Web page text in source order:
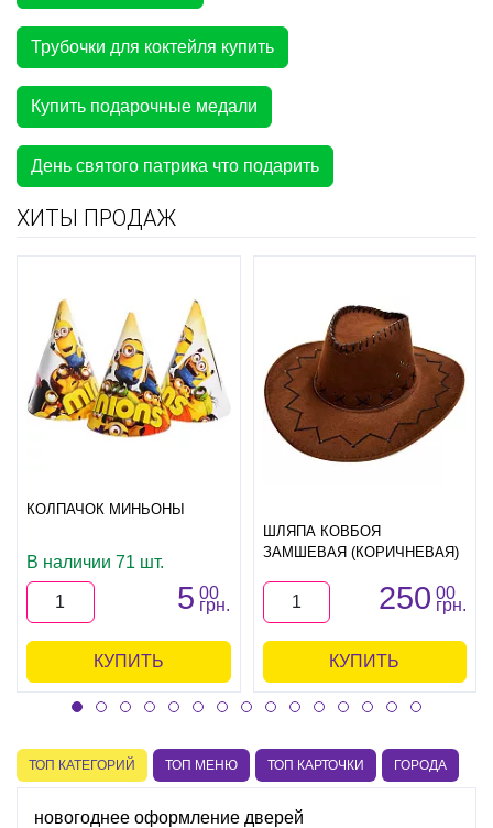
Трубочки для коктейля купить
Купить подарочные медали
День святого патрика что подарить
ХИТЫ ПРОДАЖ
КОЛПАЧОК МИНЬОНЫ
В наличии 71 шт.
5 00
грн.
КУПИТЬ
ШЛЯПА КОВБОЯ
ЗАМШЕВАЯ (КОРИЧНЕВАЯ)
250 00
грн.
КУПИТЬ
ТОП КАТЕГОРИЙ ТОП МЕНЮ ТОП КАРТОЧКИ ГОРОДА
новогоднее оформление дверей